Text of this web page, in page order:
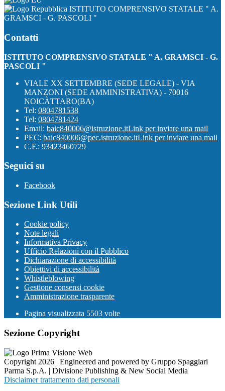
ISTITUTO COMPRENSIVO STATALE " A.
GRAMSCI - G. PASCOLI "
Contatti
ISTITUTO COMPRENSIVO STATALE " A. GRAMSCI - G.
PASCOLI "
VIALE XX SETTEMBRE (SEDE LEGALE) - VIA
MANZONI (SEDE AMMINISTRATIVA) - 70016
NOICÀTTARO(BA)
Tel: 0804781538
Tel: 0804781424
Email: baic840006@istruzione.itLink per inviare una mail
PEC: baic840006@pec.istruzione.itLink per inviare una mail
C.F.: 93423460729
Seguici su
Facebook
Sezione Link Utili
Cookie policy
Note legali
Informativa Privacy
Ufficio Relazioni con il Pubblico
Dichiarazione di accessibilità
Obiettivi di accessibilità
Whistleblowing
Gestione consensi cookie
Amministrazione trasparente
Pagina visualizzata 5503 volte
Sezione Copyright
Copyright 2026 | Engineered and powered by Gruppo Spaggiari
Parma S.p.A. | Divisione Publishing & New Social Media
Disclaimer trattamento dati personali